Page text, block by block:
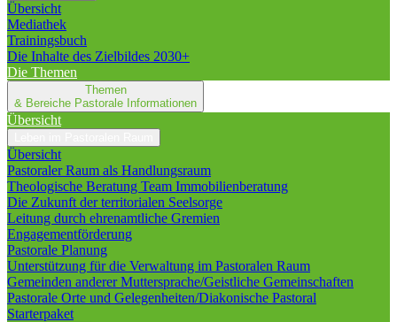
Übersicht
Mediathek
Trainingsbuch
Die Inhalte des Zielbildes 2030+
Die Themen
Themen
& Bereiche Pastorale Informationen
Übersicht
Übersicht
Pastoraler Raum als Handlungsraum
Theologische Beratung Team Immobilienberatung
Die Zukunft der territorialen Seelsorge
Leitung durch ehrenamtliche Gremien
Engagementförderung
Pastorale Planung
Unterstützung für die Verwaltung im Pastoralen Raum
Gemeinden anderer Muttersprache/Geistliche Gemeinschaften
Pastorale Orte und Gelegenheiten/Diakonische Pastoral
Starterpaket